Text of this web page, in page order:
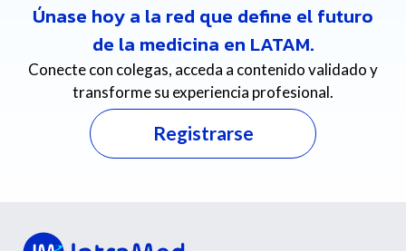
Únase hoy a la red que define el futuro
de la medicina en LATAM.
Conecte con colegas, acceda a contenido validado y
transforme su experiencia profesional.
Registrarse